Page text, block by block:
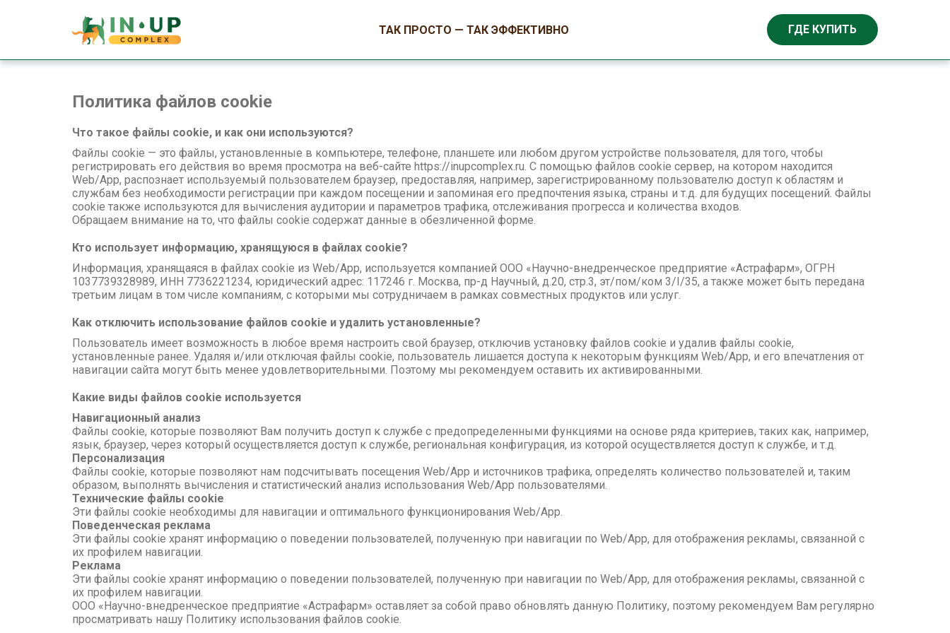
ТАК ПРОСТО — ТАК ЭФФЕКТИВНО ГДЕ КУПИТЬ
Политика файлов cookie
Что такое файлы cookie, и как они используются?
Файлы cookie — это файлы, установленные в компьютере, телефоне, планшете или любом другом устройстве пользователя, для того, чтобы
регистрировать его действия во время просмотра на веб-сайте https://inupcomplex.ru. С помощью файлов cookie сервер, на котором находится
Web/App, распознает используемый пользователем браузер, предоставляя, например, зарегистрированному пользователю доступ к областям и
службам без необходимости регистрации при каждом посещении и запоминая его предпочтения языка, страны и т.д. для будущих посещений. Файлы
cookie также используются для вычисления аудитории и параметров трафика, отслеживания прогресса и количества входов.
Обращаем внимание на то, что файлы cookie содержат данные в обезличенной форме.
Кто использует информацию, хранящуюся в файлах cookie?
Информация, хранящаяся в файлах cookie из Web/App, используется компанией ООО «Научно-внедренческое предприятие «Астрафарм», ОГРН
1037739328989, ИНН 7736221234, юридический адрес: 117246 г. Москва, пр-д Научный, д.20, стр.3, эт/пом/ком 3/I/35, а также может быть передана
третьим лицам в том числе компаниям, с которыми мы сотрудничаем в рамках совместных продуктов или услуг.
Как отключить использование файлов cookie и удалить установленные?
Пользователь имеет возможность в любое время настроить свой браузер, отключив установку файлов cookie и удалив файлы cookie,
установленные ранее. Удаляя и/или отключая файлы cookie, пользователь лишается доступа к некоторым функциям Web/App, и его впечатления от
навигации сайта могут быть менее удовлетворительными. Поэтому мы рекомендуем оставить их активированными.
Какие виды файлов cookie используется
Навигационный анализ
Файлы cookie, которые позволяют Вам получить доступ к службе с предопределенными функциями на основе ряда критериев, таких как, например,
язык, браузер, через который осуществляется доступ к службе, региональная конфигурация, из которой осуществляется доступ к службе, и т.д.
Персонализация
Файлы cookie, которые позволяют нам подсчитывать посещения Web/App и источников трафика, определять количество пользователей и, таким
образом, выполнять вычисления и статистический анализ использования Web/App пользователями.
Технические файлы cookie
Эти файлы cookie необходимы для навигации и оптимального функционирования Web/App.
Поведенческая реклама
Эти файлы cookie хранят информацию о поведении пользователей, полученную при навигации по Web/App, для отображения рекламы, связанной с
их профилем навигации.
Реклама
Эти файлы cookie хранят информацию о поведении пользователей, полученную при навигации по Web/App, для отображения рекламы, связанной с
их профилем навигации.
ООО «Научно-внедренческое предприятие «Астрафарм» оставляет за собой право обновлять данную Политику, поэтому рекомендуем Вам регулярно
просматривать нашу Политику использования файлов cookie.